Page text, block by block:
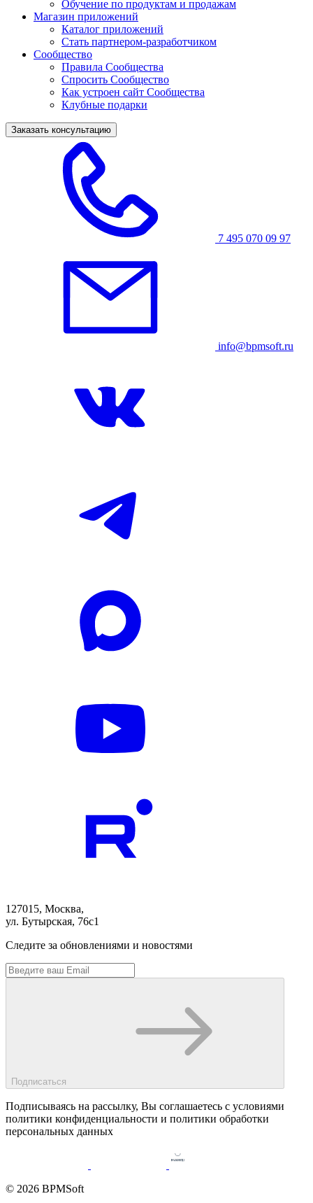
Обучение по продуктам и продажам
Магазин приложений
Каталог приложений
Стать партнером-разработчиком
Сообщество
Правила Сообщества
Спросить Сообщество
Как устроен сайт Сообщества
Клубные подарки
Заказать консультацию
7 495 070 09 97
info@bpmsoft.ru
127015, Москва,
ул. Бутырская, 76с1
Следите за обновлениями и новостями
Подписаться
Подписываясь на рассылку, Вы соглашаетесь c условиями
политики конфиденциальности и политики обработки
персональных данных
© 2026 BPMSoft